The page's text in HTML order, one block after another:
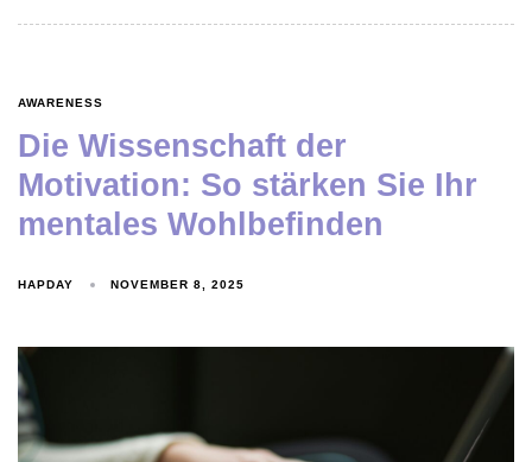
AWARENESS
Die Wissenschaft der
Motivation: So stärken Sie Ihr
mentales Wohlbefinden
HAPDAY NOVEMBER 8, 2025